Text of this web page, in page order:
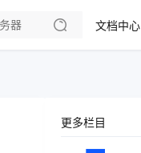
文档中心
更多栏目